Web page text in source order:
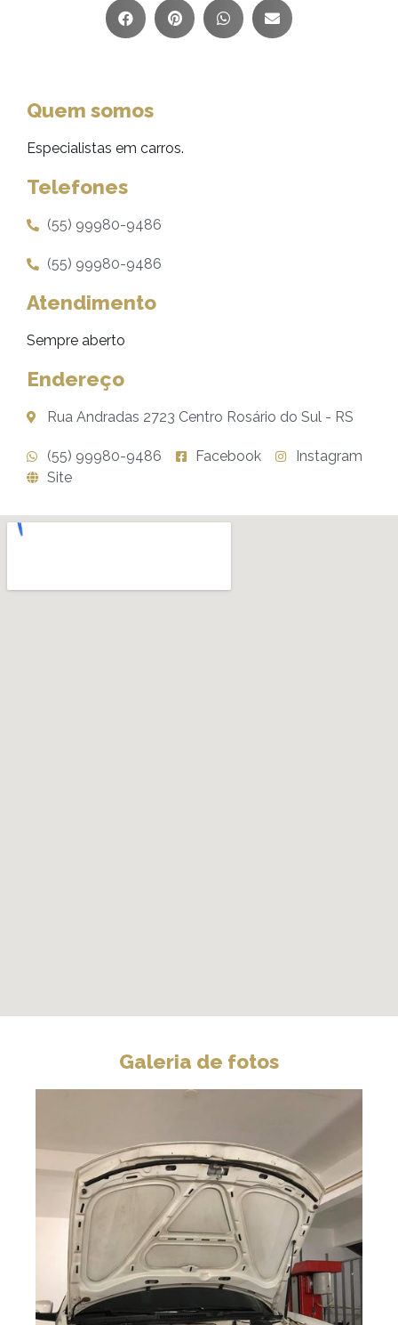
Quem somos
Especialistas em carros.
Telefones
(55) 99980-9486
(55) 99980-9486
Atendimento
Sempre aberto
Endereço
Rua Andradas 2723 Centro Rosário do Sul - RS
(55) 99980-9486 Facebook
Instagram
Site
Galeria de fotos